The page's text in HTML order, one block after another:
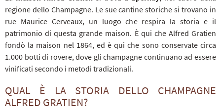
regione dello Champagne. Le sue cantine storiche si trovano in
rue Maurice Cerveaux, un luogo che respira la storia e il
patrimonio di questa grande maison. È qui che Alfred Gratien
fondò la maison nel 1864, ed è qui che sono conservate circa
1.000 botti di rovere, dove gli champagne continuano ad essere
vinificati secondo i metodi tradizionali.
QUAL È LA STORIA DELLO CHAMPAGNE
ALFRED GRATIEN?